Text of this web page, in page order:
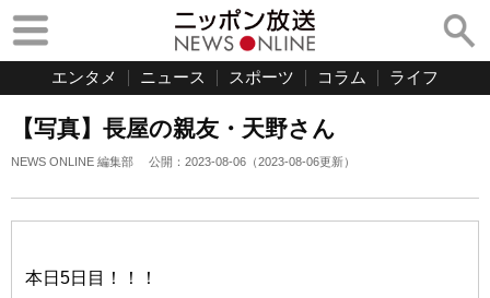
エンタメ ニュース スポーツ コラム ライフ
【写真】長屋の親友・天野さん
NEWS ONLINE 編集部 公開： 2023-08-06 （2023-08-06更新）
本日5日目！！！